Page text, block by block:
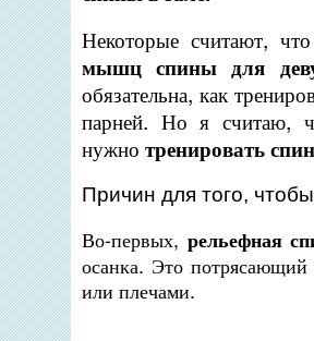
Некоторые считают,
мышц спины для
обязательна, как
парней. Но я считаю,
нужнотренировать
Причин для того,
Во-первых, рельефная
осанка. Это
или плечами.